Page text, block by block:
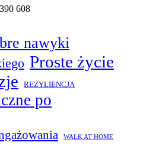
390 608
nawyki
Proste życie
REZYLIENCJA
po
WALK AT HOME